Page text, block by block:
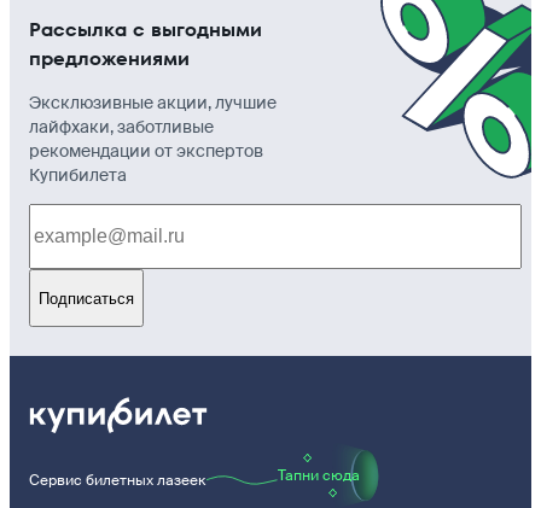
Рассылка с выгодными
предложениями
Эксклюзивные акции, лучшие
лайфхаки, заботливые
рекомендации от экспертов
Купибилета
Подписаться
Сервис билетных лазеек Тапни сюда